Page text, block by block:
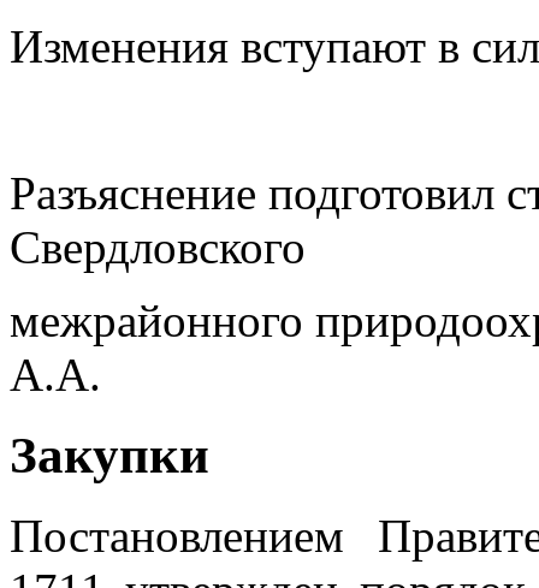
Изменения вступают в
Разъяснение
Свердловского
межрайонного
А.А.
Закупки
Постановлением